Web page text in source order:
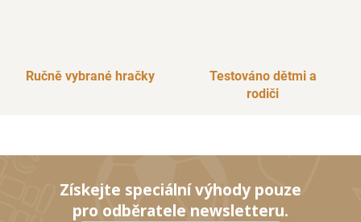
Ručně vybrané hračky
Testováno dětmi a
rodiči
Získejte speciální výhody pouze
pro odběratele newsletteru.